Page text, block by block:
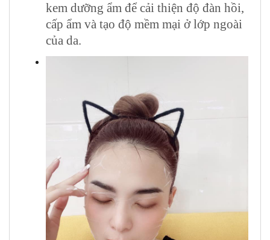
kem dưỡng ẩm để cải thiện độ đàn hồi,
cấp ẩm và tạo độ mềm mại ở lớp ngoài
của da.